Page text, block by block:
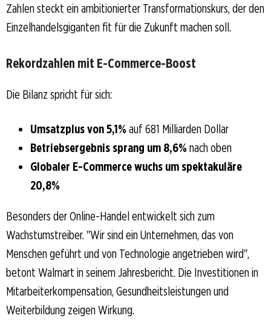
Zahlen steckt ein ambitionierter Transformationskurs, der den
Einzelhandelsgiganten fit für die Zukunft machen soll.
Rekordzahlen mit E-Commerce-Boost
Die Bilanz spricht für sich:
Umsatzplus von 5,1% auf 681 Milliarden Dollar
Betriebsergebnis sprang um 8,6% nach oben
Globaler E-Commerce wuchs um spektakuläre
20,8%
Besonders der Online-Handel entwickelt sich zum
Wachstumstreiber. "Wir sind ein Unternehmen, das von
Menschen geführt und von Technologie angetrieben wird",
betont Walmart in seinem Jahresbericht. Die Investitionen in
Mitarbeiterkompensation, Gesundheitsleistungen und
Weiterbildung zeigen Wirkung.